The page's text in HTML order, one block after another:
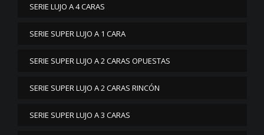
SERIE LUJO A 4 CARAS
SERIE SUPER LUJO A 1 CARA
SERIE SUPER LUJO A 2 CARAS OPUESTAS
SERIE SUPER LUJO A 2 CARAS RINCÓN
SERIE SUPER LUJO A 3 CARAS